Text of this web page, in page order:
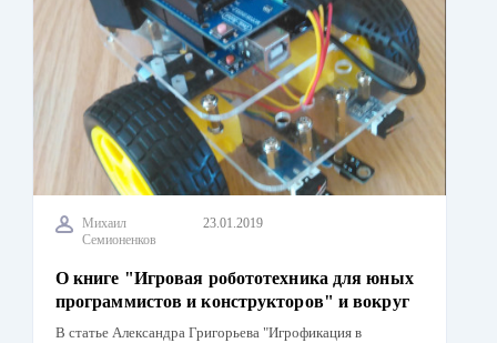
Михаил
Семионенков
23.01.2019
О книге "Игровая робототехника для юных
программистов и конструкторов" и вокруг
В статье Александра Григорьева "Игрофикация в